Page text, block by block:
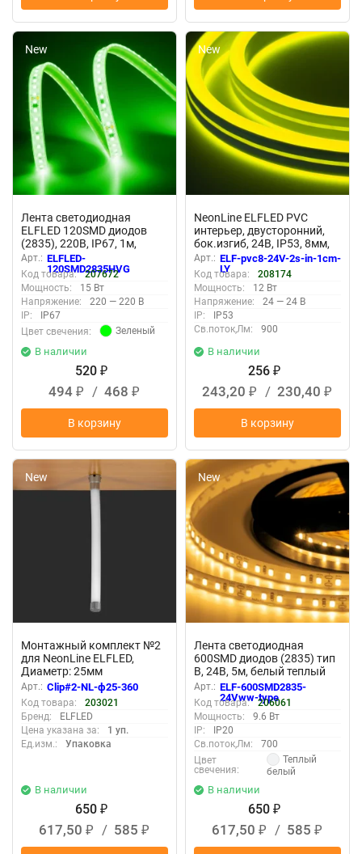
New
Лента светодиодная
ELFLED 120SMD диодов
(2835), 220В, IP67, 1м,
зеленый
Арт.: ELFLED-
120SMD2835HVG
Код товара:
207672
Мощность:
15 Вт
Напряжение:
220 — 220 В
IP:
IP67
Цвет свечения:
Зеленый
В наличии
520 ₽
494 ₽ / 468 ₽
В корзину
New
NeonLine ELFLED PVC
интерьер, двусторонний,
бок.изгиб, 24В, IP53, 8мм,
1м, крат.реза 1см, лим.-
желт
Арт.: ELF-pvc8-24V-2s-in-1cm-
LY
Код товара:
208174
Мощность:
12 Вт
Напряжение:
24 — 24 В
IP:
IP53
Св.поток,Лм:
900
В наличии
256 ₽
243,20 ₽ / 230,40 ₽
В корзину
New
Монтажный комплект №2
для NeonLine ELFLED,
Диаметр: 25мм
Арт.: Clip#2-NL-ф25-360
Код товара:
203021
Бренд:
ELFLED
Цена указана за:
1 уп.
Ед.изм.:
Упаковка
В наличии
650 ₽
617,50 ₽ / 585 ₽
New
Лента светодиодная
600SMD диодов (2835) тип
В, 24В, 5м, белый теплый
Арт.: ELF-600SMD2835-
24Vww-type
Код товара:
206061
Мощность:
9.6 Вт
IP:
IP20
Св.поток,Лм:
700
Цвет
свечения:
Теплый
белый
В наличии
650 ₽
617,50 ₽ / 585 ₽